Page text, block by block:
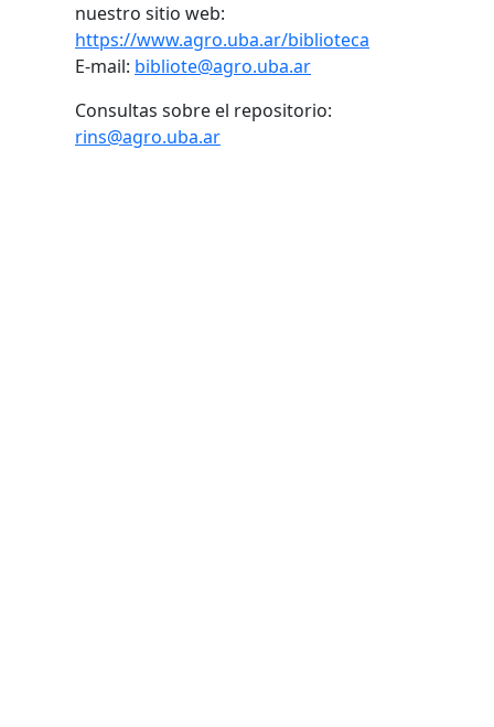
nuestro sitio web:
https://www.agro.uba.ar/biblioteca
E-mail: bibliote@agro.uba.ar
Consultas sobre el repositorio:
rins@agro.uba.ar